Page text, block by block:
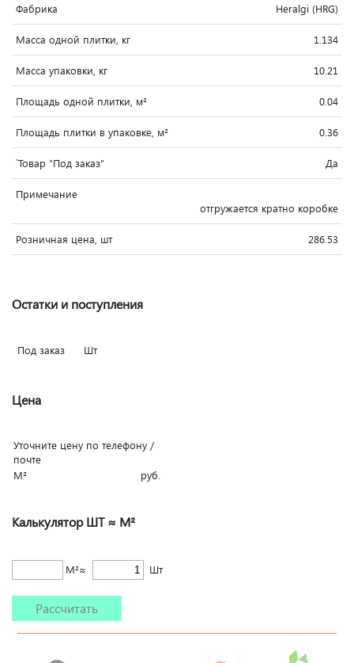
Фабрика Heralgi (HRG)
Масса одной плитки, кг 1.134
Масса упаковки, кг 10.21
Площадь одной плитки, м² 0.04
Площадь плитки в упаковке, м² 0.36
`Товар "Под заказ" Да
Примечание
отгружается кратно коробке
Розничная цена, шт 286.53
Остатки и поступления
Под заказ Шт
Цена
Уточните цену по телефону /
почте
М²
руб.
Калькулятор ШТ ≈ М²
М²≈ Шт
Рассчитать